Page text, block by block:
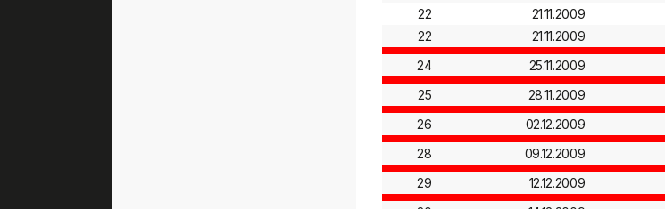
22
21.11.2009
22
21.11.2009
24
25.11.2009
25
28.11.2009
26
02.12.2009
28
09.12.2009
29
12.12.2009